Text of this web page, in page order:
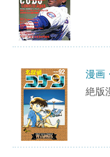
漫画
絶版